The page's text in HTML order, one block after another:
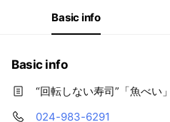
Basic info
Basic info
“回転しない寿司”「魚べい
024-983-6291